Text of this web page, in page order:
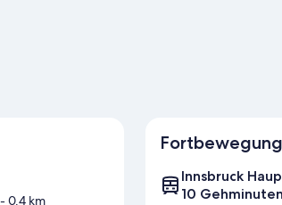
- 0.4 km
Innsbruck
10 Gehminuten